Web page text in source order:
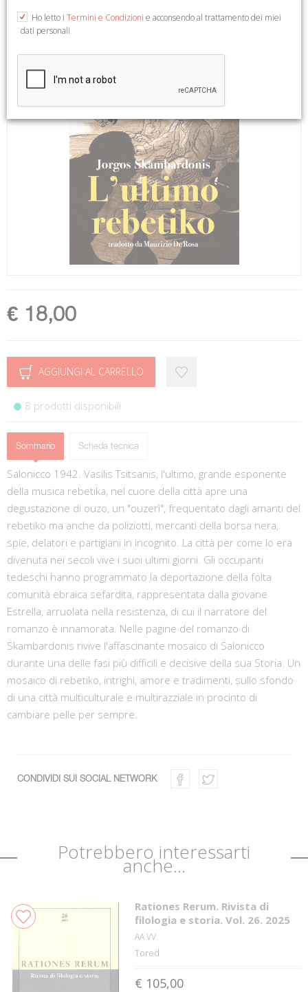
€ 18,00
AGGIUNGI AL CARRELLO
8 prodotti disponibili
Sommario Scheda tecnica
Salonicco 1942. Vasilis Tsitsanis, l'ultimo, grande esponente
della musica rebetika, nel cuore della città apre una
degustazione di ouzo, un "ouzerì", frequentato dagli amanti del
rebetiko ma anche da poliziotti, mercanti della borsa nera,
spie, delatori e partigiani in incognito. La città per come lo era
divenuta nei secoli vive i suoi ultimi giorni. Gli occupanti
tedeschi hanno programmato la deportazione della folta
comunità ebraica sefardita, rappresentata dalla giovane
Estrella, arruolata nella resistenza, di cui il narratore del
romanzo è innamorata. Nelle pagine del romanzo di
Skambardonis rivive l'affascinante mosaico di Salonicco
durante una delle fasi più difficili e decisive della sua Storia. Un
mosaico di rebetiko, intrighi, amore e tradimenti, sullo sfondo
di una città multiculturale e multirazziale in procinto di
cambiare pelle per sempre.
CONDIVIDI SUI SOCIAL NETWORK
Potrebbero interessarti
anche...
Rationes Rerum. Rivista di
filologia e storia. Vol. 26. 2025
AA.VV.
Tored
€ 105,00
Ho letto i Termini e Condizioni e acconsendo al trattamento dei miei
dati personali